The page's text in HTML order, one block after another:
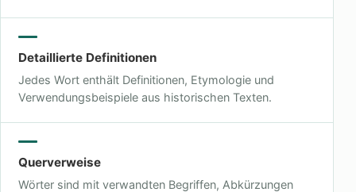
Detaillierte Definitionen
Jedes Wort enthält Definitionen, Etymologie und
Verwendungsbeispiele aus historischen Texten.
Querverweise
Wörter sind mit verwandten Begriffen, Abkürzungen